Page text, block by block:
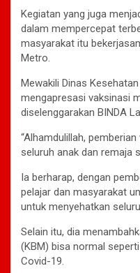
Kegiatan yang juga
dalam mempercepat
masyarakat itu
Metro.
Mewakili Dinas
mengapresasi vaksinasi
diselenggarakan BINDA
“Alhamdulillah,
seluruh anak dan remaja
Ia berharap, dengan
pelajar dan masyarakat
untuk menyehatkan
Selain itu, dia
(KBM) bisa normal
Covid-19.